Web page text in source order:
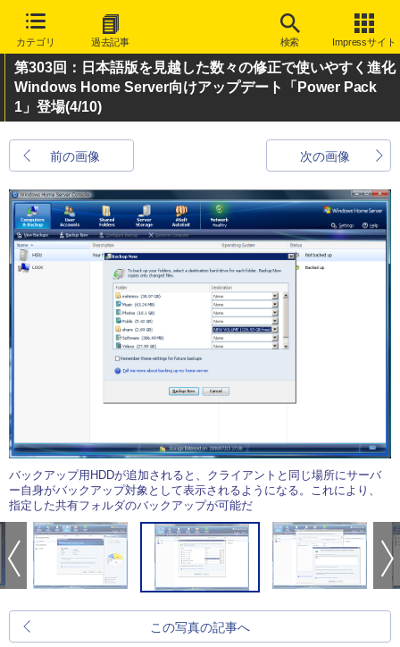
カテゴリ 過去記事 検索 Impressサイト
第303回：日本語版を見越した数々の修正で使いやすく進化
Windows Home Server向けアップデート「Power Pack
1」登場(4/10)
前の画像 次の画像
バックアップ用HDDが追加されると、クライアントと同じ場所にサーバ
ー自身がバックアップ対象として表示されるようになる。これにより、
指定した共有フォルダのバックアップが可能だ
この写真の記事へ